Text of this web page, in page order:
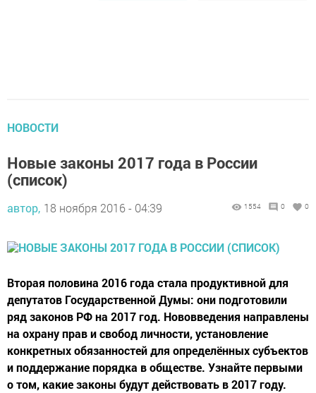
НОВОСТИ
Новые законы 2017 года в России
(список)
автор, 18 ноября 2016 - 04:39 1554 0 0
Вторая половина 2016 года стала продуктивной для
депутатов Государственной Думы: они подготовили
ряд законов РФ на 2017 год. Нововведения направлены
на охрану прав и свобод личности, установление
конкретных обязанностей для определённых субъектов
и поддержание порядка в обществе. Узнайте первыми
о том, какие законы будут действовать в 2017 году.